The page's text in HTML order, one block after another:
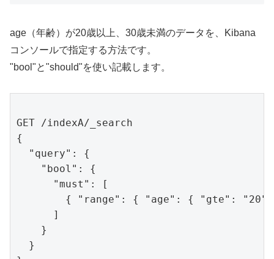
age（年齢）が20歳以上、30歳未満のデータを、Kibana
コンソールで指定する方法です。
"bool"と"should"を使い記載します。
GET /indexA/_search
{
  "query": {
    "bool": {
      "must": [
{ "range": { "age": { "gte":
      ]
    }
  }